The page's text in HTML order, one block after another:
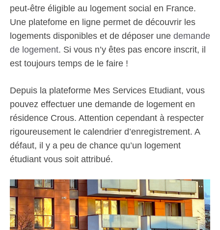
peut-être éligible au logement social en France.
Une platefome en ligne permet de découvrir les
logements disponibles et de déposer une demande
de logement. Si vous n’y êtes pas encore inscrit, il
est toujours temps de le faire !
Depuis la plateforme Mes Services Etudiant, vous
pouvez effectuer une demande de logement en
résidence Crous. Attention cependant à respecter
rigoureusement le calendrier d’enregistrement. A
défaut, il y a peu de chance qu’un logement
étudiant vous soit attribué.